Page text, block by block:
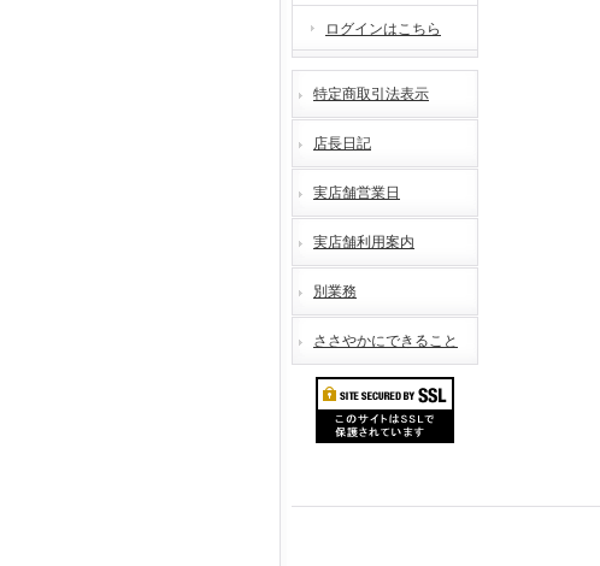
ログインはこちら
特定商取引法表示
店長日記
実店舗営業日
実店舗利用案内
別業務
ささやかにできること